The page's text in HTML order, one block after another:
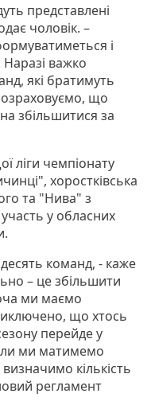
представлені
чоловік. –
і
Наразі важко
які братимуть
що
збільшитися за
ліги чемпіонату
хоростківська
та "Нива" з
у обласних
десять команд, - каже
– це збільшити
ми маємо
що хтось
перейде у
ми матимемо
кількість
регламент